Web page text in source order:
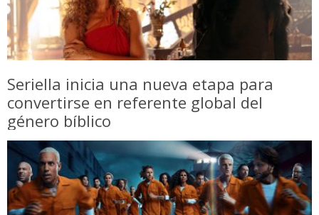
Seriella inicia una nueva etapa para
convertirse en referente global del
género bíblico